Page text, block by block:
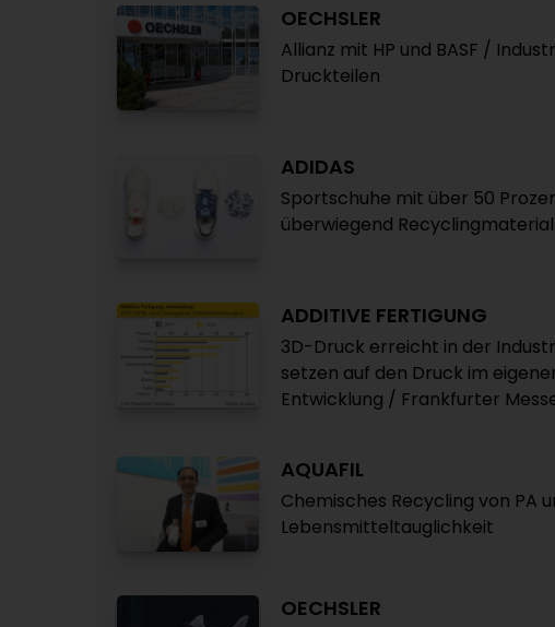
OECHSLER
Allianz mit HP und BASF /
Druckteilen
ADIDAS
Sportschuhe mit über 50
überwiegend
ADDITIVE FERTIGUNG
3D-Druck erreicht in der
setzen auf den Druck im
Entwicklung / Frankfurter
AQUAFIL
Chemisches Recycling von PA
Lebensmitteltauglichkeit
OECHSLER